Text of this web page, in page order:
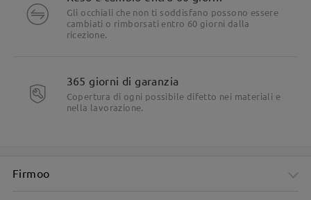
Dettagli del prodotto
Gli occhiali che non ti soddisfano possono essere
cambiati o rimborsati entro 60 giorni dalla
ricezione.
365 giorni di garanzia
Copertura di ogni possibile difetto nei materiali e
nella lavorazione.
Firmoo